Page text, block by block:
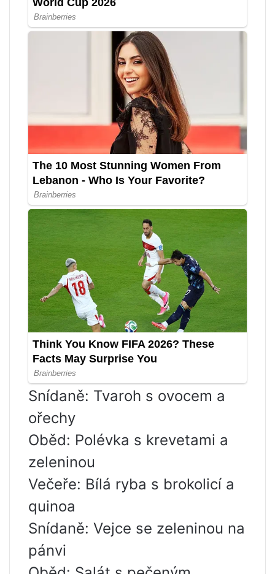
Snídaně: Tvaroh s ovocem a
ořechy
Oběd: Polévka s krevetami a
zeleninou
Večeře: Bílá ryba s brokolicí a
quinoa
Snídaně: Vejce se zeleninou na
pánvi